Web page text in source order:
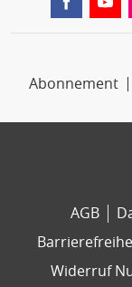
Abonnement
AGB
Widerruf